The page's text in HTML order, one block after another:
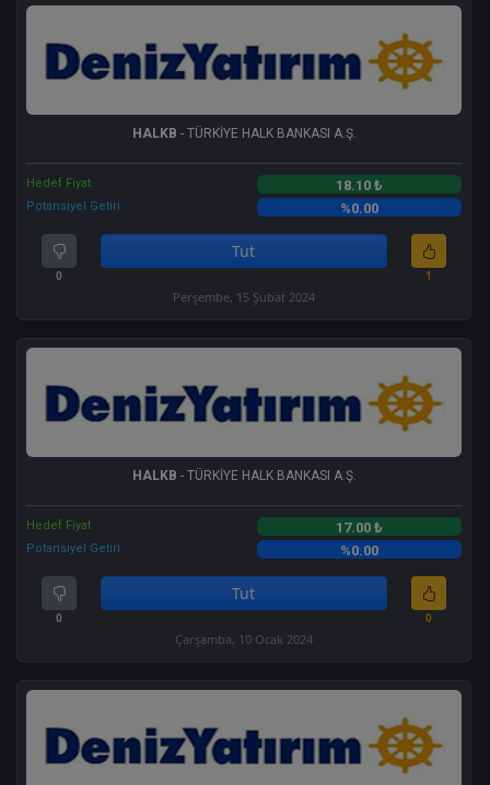
HALKB - TÜRKİYE HALK BANKASI A.Ş.
Hedef Fiyat 18.10 ₺
Potansiyel Getiri %0.00
0
Tut
1
Perşembe, 15 Şubat 2024
HALKB - TÜRKİYE HALK BANKASI A.Ş.
Hedef Fiyat 17.00 ₺
Potansiyel Getiri %0.00
0
Tut
0
Çarşamba, 10 Ocak 2024